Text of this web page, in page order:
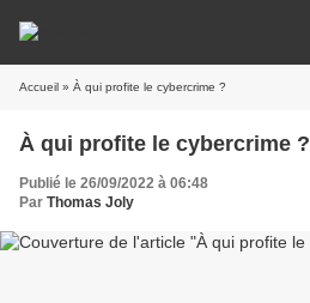
Accueil » À qui profite le cybercrime ?
À qui profite le cybercrime ?
Publié le 26/09/2022 à 06:48
Par Thomas Joly